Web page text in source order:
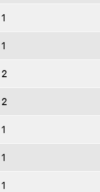
1
1
2
2
1
1
1